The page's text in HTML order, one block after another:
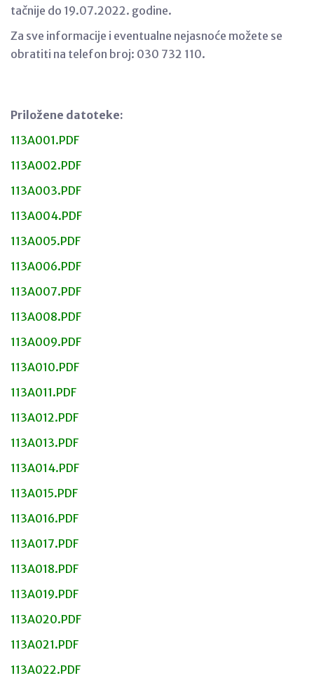
tačnije do 19.07.2022. godine.
Za sve informacije i eventualne nejasnoće možete se
obratiti na telefon broj: 030 732 110.
Priložene datoteke:
113A001.PDF
113A002.PDF
113A003.PDF
113A004.PDF
113A005.PDF
113A006.PDF
113A007.PDF
113A008.PDF
113A009.PDF
113A010.PDF
113A011.PDF
113A012.PDF
113A013.PDF
113A014.PDF
113A015.PDF
113A016.PDF
113A017.PDF
113A018.PDF
113A019.PDF
113A020.PDF
113A021.PDF
113A022.PDF